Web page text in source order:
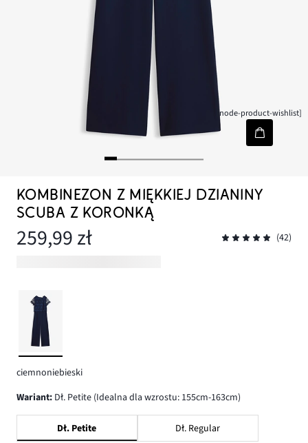
[node-product-wishlist]
KOMBINEZON Z MIĘKKIEJ DZIANINY
SCUBA Z KORONKĄ
259,99 zł (42)
ciemnoniebieski
wariant: Dł. Petite (Idealna dla wzrostu: 155cm-163cm)
Dł. Petite Dł. Regular